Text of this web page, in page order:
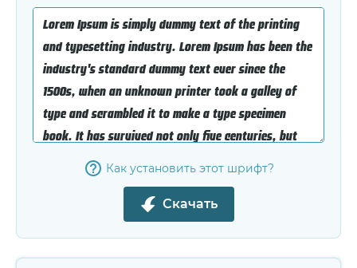
Как установить этот шрифт?
Скачать